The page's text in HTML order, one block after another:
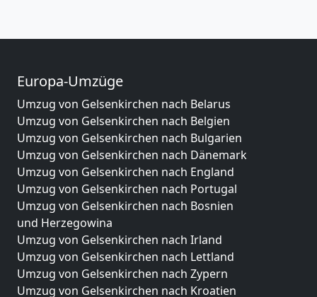
Europa-Umzüge
Umzug von Gelsenkirchen nach Belarus
Umzug von Gelsenkirchen nach Belgien
Umzug von Gelsenkirchen nach Bulgarien
Umzug von Gelsenkirchen nach Dänemark
Umzug von Gelsenkirchen nach England
Umzug von Gelsenkirchen nach Portugal
Umzug von Gelsenkirchen nach Bosnien
und Herzegowina
Umzug von Gelsenkirchen nach Irland
Umzug von Gelsenkirchen nach Lettland
Umzug von Gelsenkirchen nach Zypern
Umzug von Gelsenkirchen nach Kroatien